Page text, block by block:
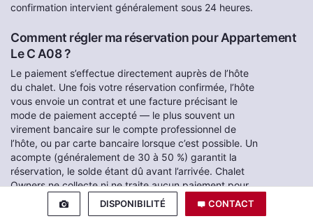
DISPONIBILITÉ CONTACT
confirmation intervient généralement sous 24 heures.
Comment régler ma réservation pour Appartement
Le C A08 ?
Le paiement s’effectue directement auprès de l’hôte
du chalet. Une fois votre réservation confirmée, l’hôte
vous envoie un contrat et une facture précisant le
mode de paiement accepté — le plus souvent un
virement bancaire sur le compte professionnel de
l’hôte, ou par carte bancaire lorsque c’est possible. Un
acompte (généralement de 30 à 50 %) garantit la
réservation, le solde étant dû avant l’arrivée. Chalet
Owners ne collecte ni ne traite aucun paiement pour
le compte des hôtes.